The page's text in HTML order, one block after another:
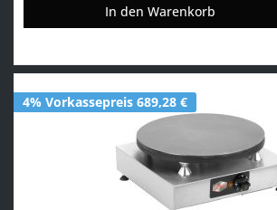
In den Warenkorb
4% Vorkassepreis 689,28 €